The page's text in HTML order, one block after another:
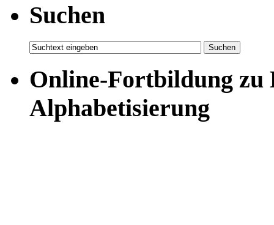
Suchen
Online-Fortbildung zu
Alphabetisierung